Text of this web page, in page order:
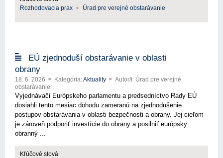
Rozhodovacia prax
Úrad pre verejné obstarávanie
EÚ zjednoduší obstarávanie v oblasti
obrany
18. 6. 2026 Kategória:Aktuality
Autor/i: Úrad pre verejné
obstarávanie
Vyjednávači Európskeho parlamentu a predsedníctvo Rady EÚ
dosiahli tento mesiac dohodu zameranú na zjednodušenie
postupov obstarávania v oblasti bezpečnosti a obrany. Jej cieľom
je zároveň podporiť investície do obrany a posilniť európsky
obranný ...
Kľúčové slová